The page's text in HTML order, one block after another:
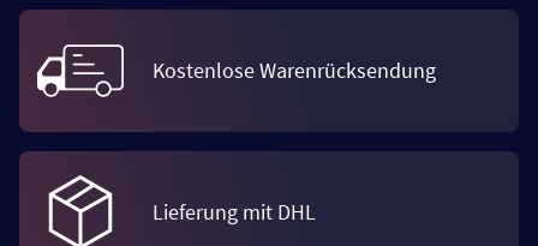
Kostenlose Warenrücksendung
Lieferung mit DHL